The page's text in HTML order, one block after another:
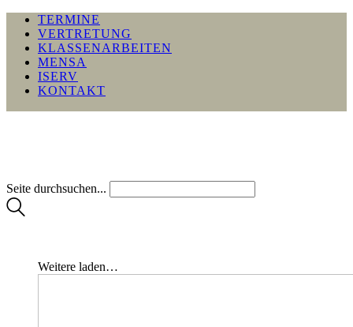
TERMINE
VERTRETUNG
KLASSENARBEITEN
MENSA
ISERV
KONTAKT
Seite durchsuchen...
Weitere laden…